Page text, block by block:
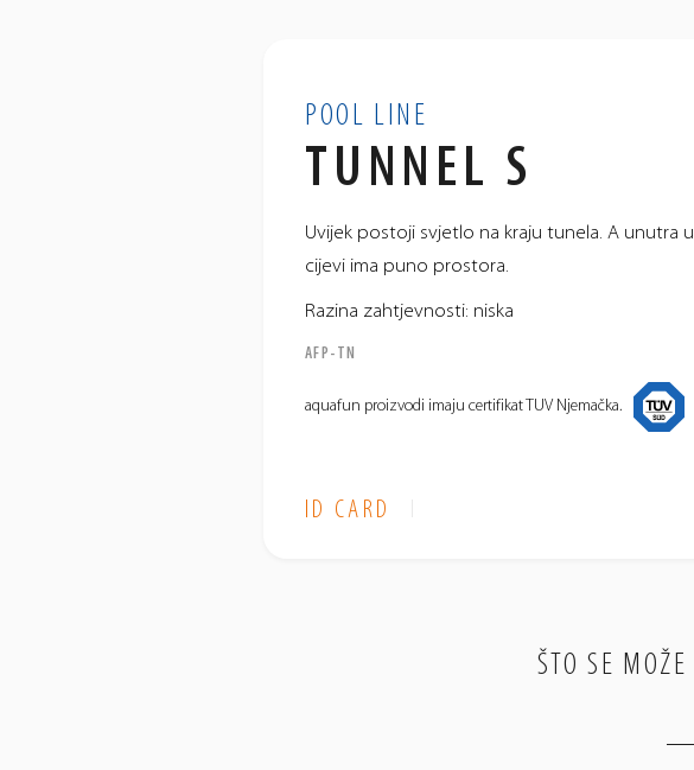
POOL LINE
TUNNEL S
Uvijek postoji svjetlo na kraju tunela. A unutra u
cijevi ima puno prostora.
Razina zahtjevnosti: niska
AFP-TN
aquafun proizvodi imaju certifikat TUV Njemačka.
ID CARD
ŠTO SE